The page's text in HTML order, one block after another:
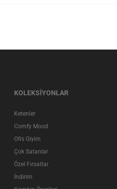
KOLEKSİYONLAR
Ketenler
Comfy Mood
Ofis Giyim
Çok Satanlar
Özel Fırsatlar
İndirim